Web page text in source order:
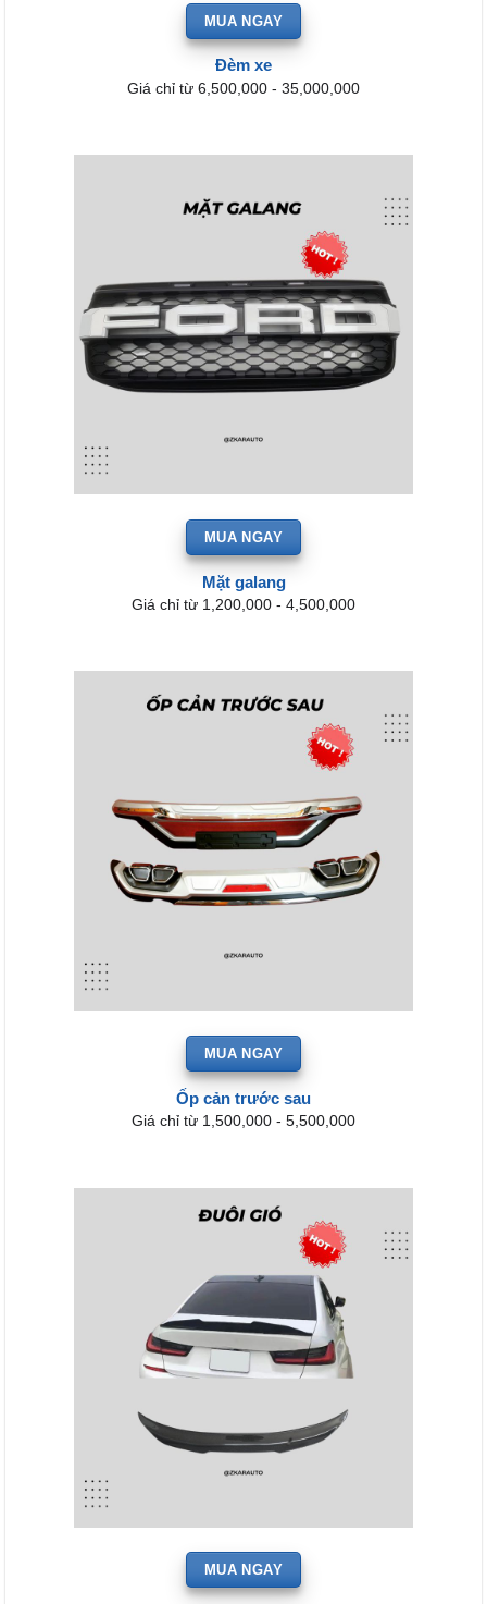
MUA NGAY
Đèm xe
Giá chỉ từ 6,500,000 - 35,000,000
MUA NGAY
Mặt galang
Giá chỉ từ 1,200,000 - 4,500,000
MUA NGAY
Ốp cản trước sau
Giá chỉ từ 1,500,000 - 5,500,000
MUA NGAY